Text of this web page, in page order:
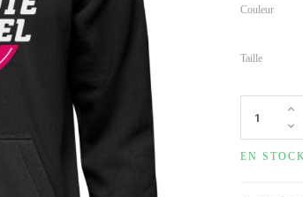
Couleur
Taille
EN